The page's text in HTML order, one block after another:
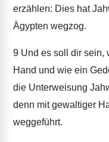
erzählen: Dies hat
Ägypten wegzog.
9 Und es soll dir sein,
Hand und wie ein
die Unterweisung
denn mit gewaltiger
weggeführt.